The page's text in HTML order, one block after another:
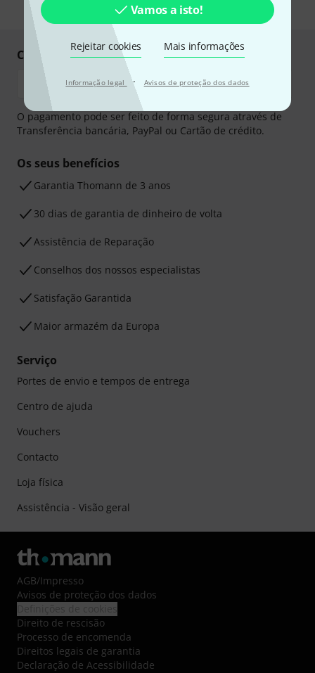
Vamos a isto!
Rejeitar cookies Mais informações
Informação legal · Avisos de proteção dos dados
* Requeridos
Compre e pague em segurança
O pagamento pode ser feito de forma segura através de
Transferência bancária, PayPal ou Cartão de crédito.
Os seus benefícios
Garantia Thomann de 3 anos
30 dias de garantia de dinheiro de volta
Assistência de Reparação
Conselhos dos nossos especialistas
Satisfação Garantida
Maior armazém da Europa
Serviço
Portes de envio e tempos de entrega
Centro de ajuda
Vouchers
Contacto
Loja física
Assistência - Visão geral
AGB/Impresso
Avisos de proteção dos dados
Direito de rescisão
Processo de encomenda
Direitos legais de garantia
Declaração de Acessibilidade